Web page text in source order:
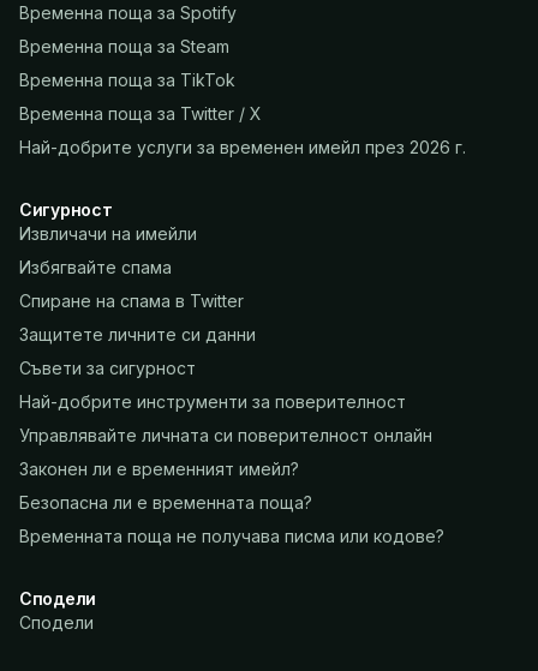
Временна поща за Spotify
Временна поща за Steam
Временна поща за TikTok
Временна поща за Twitter / X
Най-добрите услуги за временен имейл през 2026 г.
Сигурност
Извличачи на имейли
Избягвайте спама
Спиране на спама в Twitter
Защитете личните си данни
Съвети за сигурност
Най-добрите инструменти за поверителност
Управлявайте личната си поверителност онлайн
Законен ли е временният имейл?
Безопасна ли е временната поща?
Временната поща не получава писма или кодове?
Сподели
Сподели